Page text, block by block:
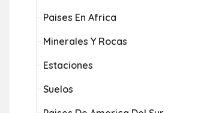
Paises En Africa
Minerales Y Rocas
Estaciones
Suelos